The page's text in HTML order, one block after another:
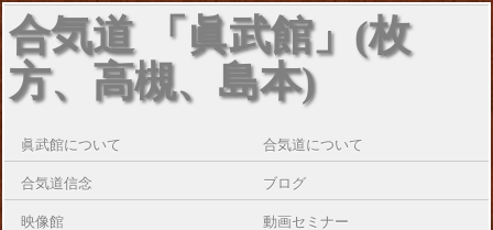
合気道 「眞武館」(枚
方、高槻、島本)
眞武館について 合気道について
合気道信念 ブログ
映像館 動画セミナー